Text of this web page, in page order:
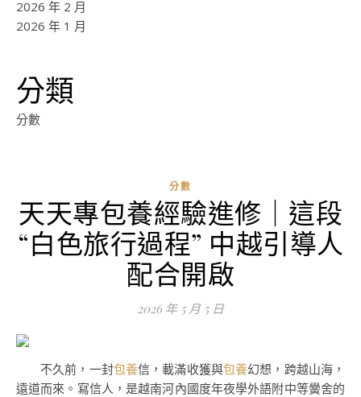
2026 年 2 月
2026 年 1 月
分類
分數
分數
天天專包養經驗進修｜這段
“白色旅行過程” 中越引導人
配合開啟
2026 年 5 月 5 日
不久前，一封包養信，載滿收獲與包養幻想，跨越山海，
遠道而來。寫信人，是越南河內國度年夜學外語附中等黌舍的